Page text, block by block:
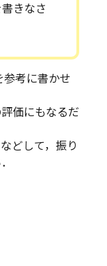
きなさ
考に書かせ
価にもなるだ
どして，振り